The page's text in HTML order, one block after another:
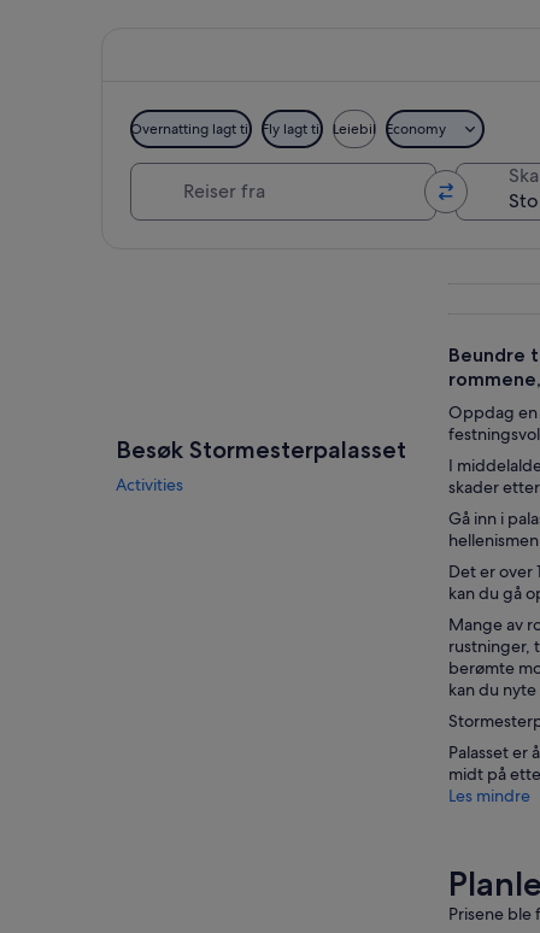
Stormesterpalasset
Overnatting lagt til Fly lagt til Leiebil Economy
Besøk Stormesterpalasset
Activities
Beundre
Oppdag en
I
skader
Gå inn i
Det er over
kan du gå
Mange av
rustninger,
berømte
kan du
Palasset
midt på
Les mindre
Prisene ble